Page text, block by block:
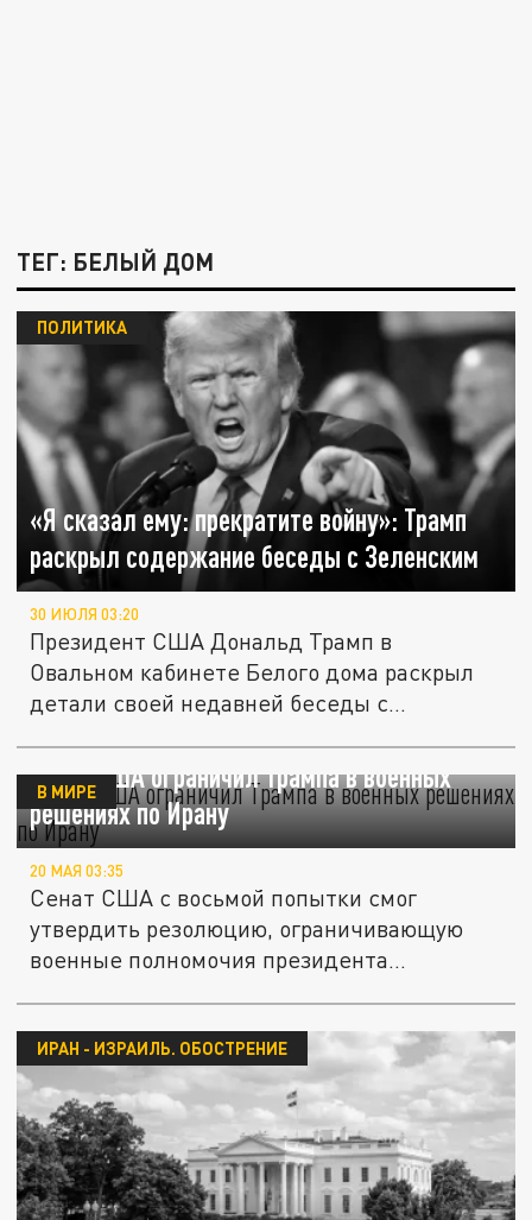
ТЕГ: БЕЛЫЙ ДОМ
«Я сказал ему: прекратите войну»: Трамп
раскрыл содержание беседы с Зеленским
ПОЛИТИКА
30 ИЮЛЯ 03:20
Президент США Дональд Трамп в
Овальном кабинете Белого дома раскрыл
детали своей недавней беседы с
Сенат США ограничил Трампа в военных
решениях по Ирану
В МИРЕ
20 МАЯ 03:35
Сенат США с восьмой попытки смог
утвердить резолюцию, ограничивающую
военные полномочия президента
ИРАН - ИЗРАИЛЬ. ОБОСТРЕНИЕ